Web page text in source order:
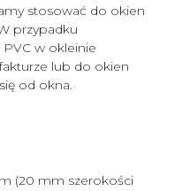
stosować do okien
przypadku
w okleinie
lub do okien
od okna.
(20 mm szerokości